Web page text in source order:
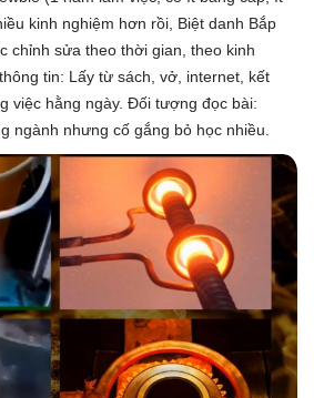
kinh nghiệm hơn rồi, Biệt danh Bắp
chỉnh sửa theo thời gian, theo kinh
tin: Lấy từ sách, vở, internet, kết
việc hằng ngày. Đối tượng đọc bài:
ngành nhưng cố gắng bỏ học nhiều.